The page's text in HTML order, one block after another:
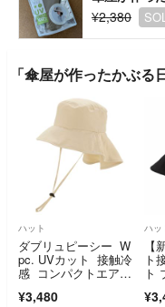
¥2,380
「傘屋が作ったかぶ
ハット
ダブリュピーシー W
pc. UVカット 接触冷
感 コンパクトエアリ
¥3,480
ハッ
ト
ト